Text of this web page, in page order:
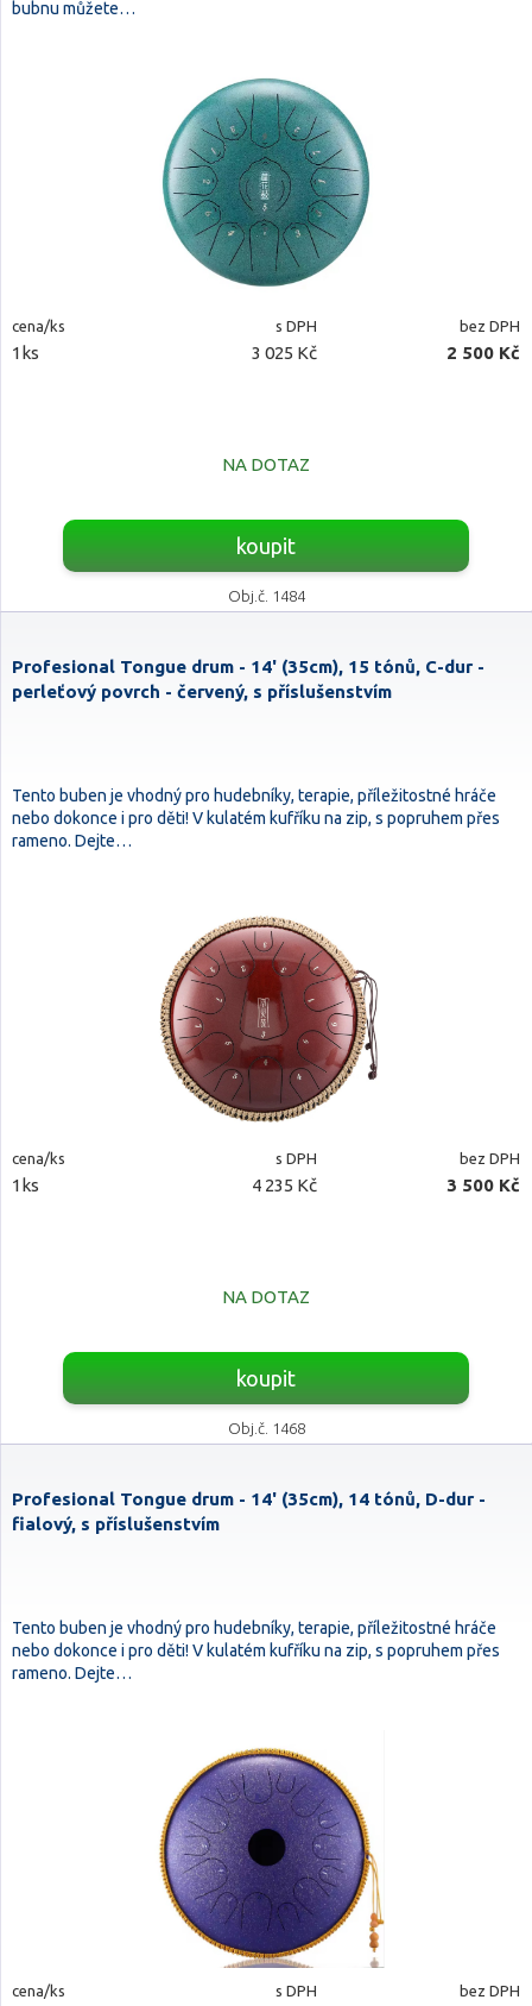
bubnu můžete…
cena/ks s DPH bez DPH
1ks 3 025 Kč 2 500 Kč
NA DOTAZ
koupit
Obj.č. 1484
Profesional Tongue drum - 14' (35cm), 15 tónů, C-dur -
perleťový povrch - červený, s příslušenstvím
Tento buben je vhodný pro hudebníky, terapie, příležitostné hráče
nebo dokonce i pro děti! V kulatém kufříku na zip, s popruhem přes
rameno. Dejte…
cena/ks s DPH bez DPH
1ks 4 235 Kč 3 500 Kč
NA DOTAZ
koupit
Obj.č. 1468
Profesional Tongue drum - 14' (35cm), 14 tónů, D-dur -
fialový, s příslušenstvím
Tento buben je vhodný pro hudebníky, terapie, příležitostné hráče
nebo dokonce i pro děti! V kulatém kufříku na zip, s popruhem přes
rameno. Dejte…
cena/ks s DPH bez DPH